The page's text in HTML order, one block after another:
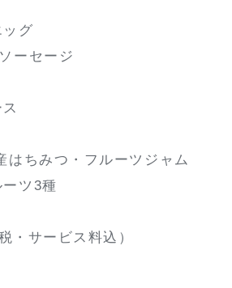
ッグ
ーセージ
はちみつ・フルーツジャム
ーツ3種
・サービス料込）